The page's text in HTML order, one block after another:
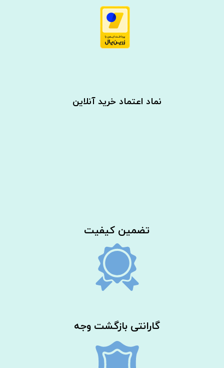
نماد اعتماد خرید آنلاین
گارانتی بازگشت وجه
​تضمین کیفیت